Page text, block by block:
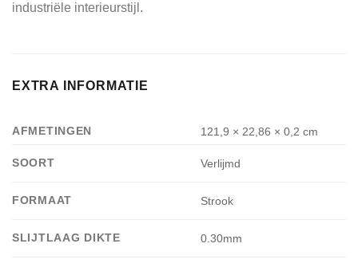
industriële interieurstijl.
EXTRA INFORMATIE
AFMETINGEN 121,9 × 22,86 × 0,2 cm
SOORT Verlijmd
FORMAAT Strook
SLIJTLAAG DIKTE 0.30mm